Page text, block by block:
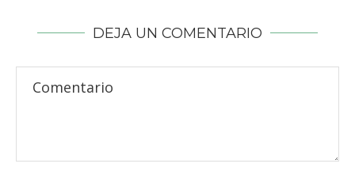
DEJA UN COMENTARIO